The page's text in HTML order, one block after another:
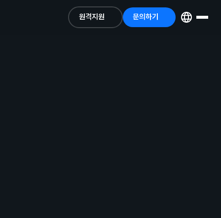
원격지원
원격지원
문의하기
문의하기